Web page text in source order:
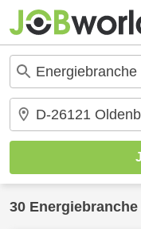
30 Energiebranche